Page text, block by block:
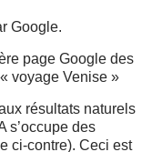
Google.
page Google des
voyage Venise »
résultats naturels
s’occupe des
ci-contre). Ceci est